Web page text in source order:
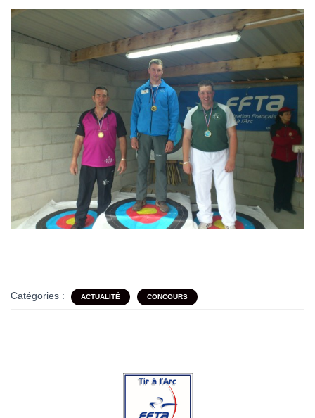
Catégories : ACTUALITÉ CONCOURS